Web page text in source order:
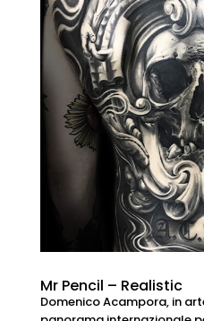
Mr Pencil – Realistic
Domenico Acampora, in